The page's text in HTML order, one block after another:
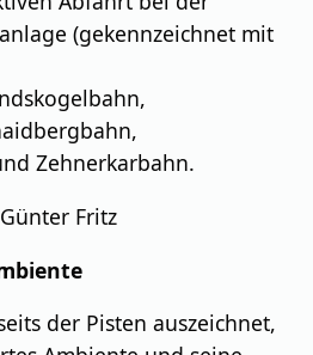
(gekennzeichnet mit
Zehnerkarbahn.
Fritz
der Pisten auszeichnet,